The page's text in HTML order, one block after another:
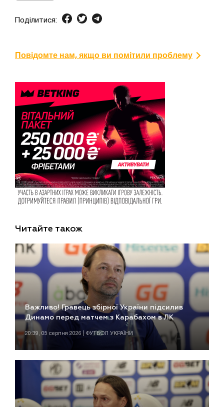
Поділитися:
Повідомте нам, якщо ви помітили проблему
Читайте також
Важливо! Гравець збірної України підсилив
Динамо перед матчем з Карабахом в ЛК
20:39, 05 серпня 2026 | ФУТБОЛ УКРАЇНИ